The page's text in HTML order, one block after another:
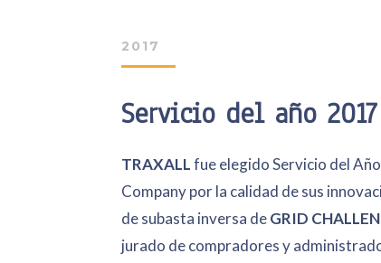
2017
Servicio del año 2017
TRAXALLfue elegido Servicio del
Company por la calidad de sus
de subasta inversa deGRID
jurado de compradores y